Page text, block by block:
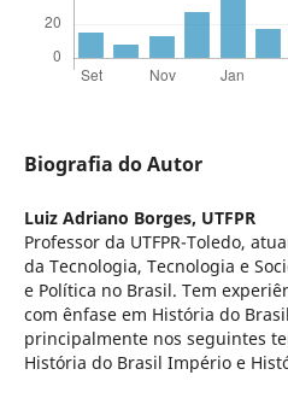
Biografia do Autor
Luiz Adriano Borges, UTFPR
Professor da UTFPR-Toledo,
da Tecnologia, Tecnologia e
e Política no Brasil. Tem
com ênfase em História do
principalmente nos seguintes
História do Brasil Império e